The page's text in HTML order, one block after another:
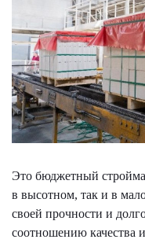
Это бюджетный
в высотном, так и в
своей прочности и
соотношению качества